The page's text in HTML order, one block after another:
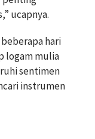
ucapnya.
hari
logam mulia
sentimen
instrumen